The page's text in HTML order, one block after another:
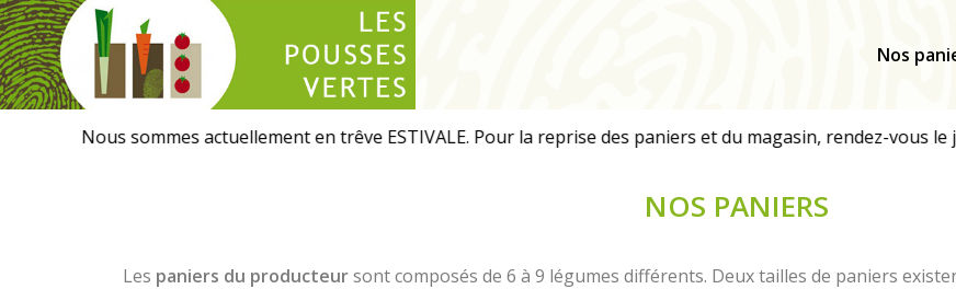
Nos
NOS PANIERS
Les paniers du producteursont composés de 6 à 9 légumes différents. Deux tailles de paniers